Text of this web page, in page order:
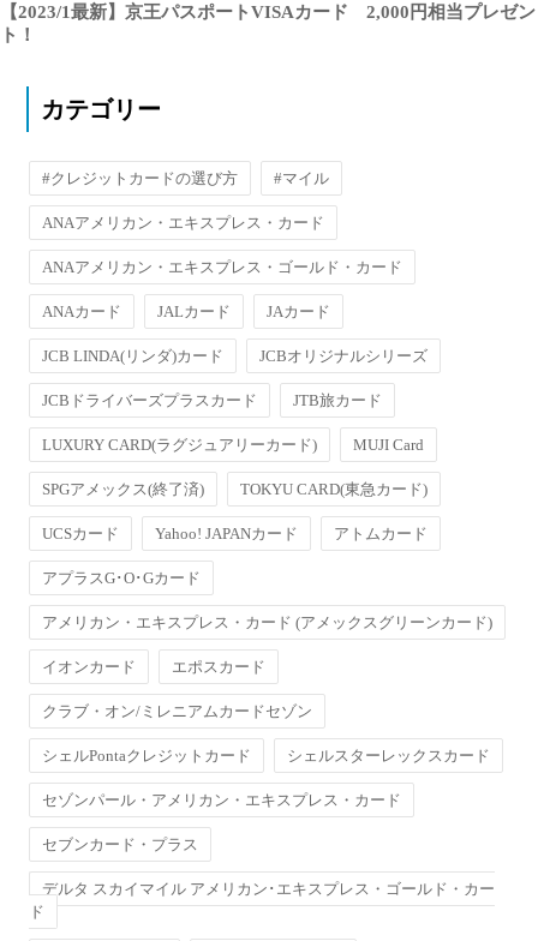
【2023/1最新】京王パスポートVISAカード 2,000円相当プレゼン
ト！
カテゴリー
#クレジットカードの選び方 #マイル
ANAアメリカン・エキスプレス・カード
ANAアメリカン・エキスプレス・ゴールド・カード
ANAカード JALカード JAカード
JCB LINDA(リンダ)カード JCBオリジナルシリーズ
JCBドライバーズプラスカード JTB旅カード
LUXURY CARD(ラグジュアリーカード) MUJI Card
SPGアメックス(終了済) TOKYU CARD(東急カード)
UCSカード Yahoo! JAPANカード アトムカード
アプラスG･O･Gカード
アメリカン・エキスプレス・カード (アメックスグリーンカード)
イオンカード エポスカード
クラブ・オン/ミレニアムカードセゾン
シェルPontaクレジットカード シェルスターレックスカード
セゾンパール・アメリカン・エキスプレス・カード
セブンカード・プラス
デルタ スカイマイル アメリカン･エキスプレス・ゴールド・カー
ド